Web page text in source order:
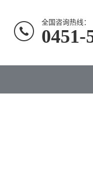
全国咨询热线：
0451-